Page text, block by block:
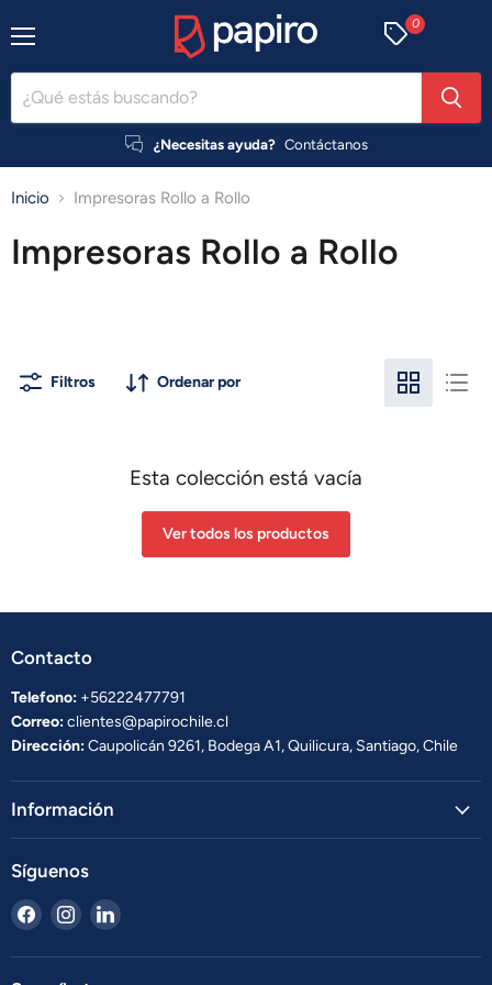
¿Necesitas ayuda? Contáctanos
0
Inicio Impresoras Rollo a Rollo
Impresoras Rollo a Rollo
Filtros Ordenar por
Esta colección está vacía
Ver todos los productos
Contacto
Telefono: +56222477791
Correo:clientes@papirochile.cl
Dirección:Caupolicán 9261, Bodega A1, Quilicura, Santiago, Chile
Información
Síguenos
Encuéntrenos
en
Facebook
Encuéntrenos
en
Instagram
Encuéntrenos
LinkedIn